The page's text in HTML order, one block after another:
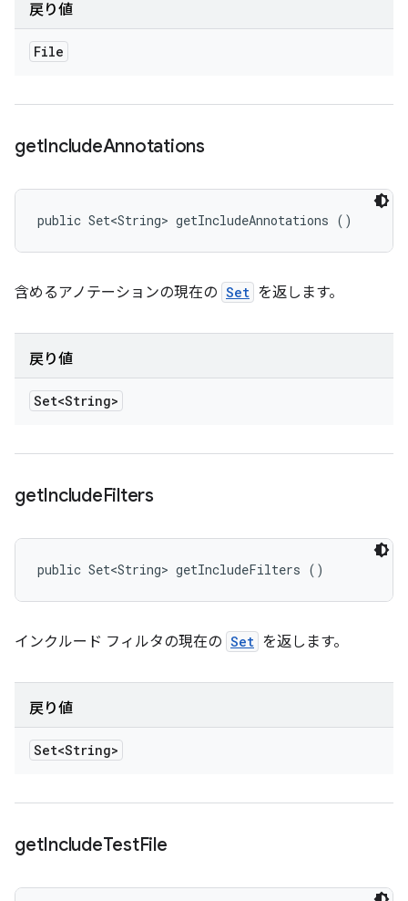
戻り値
File
getIncludeAnnotations
public Set<String> getIncludeAnnotations ()
含めるアノテーションの現在の Set を返します。
戻り値
Set<String>
getIncludeFilters
public Set<String> getIncludeFilters ()
インクルード フィルタの現在の Set を返します。
戻り値
Set<String>
getIncludeTestFile